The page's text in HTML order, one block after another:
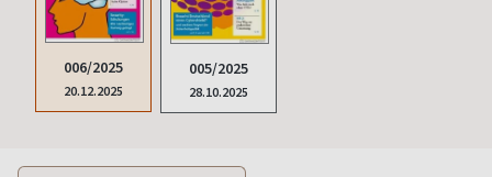
006/2025
20.12.2025
005/2025
28.10.2025